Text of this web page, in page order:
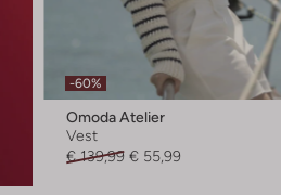
-60%
Omoda Atelier
Vest
€ 139,99 € 55,99